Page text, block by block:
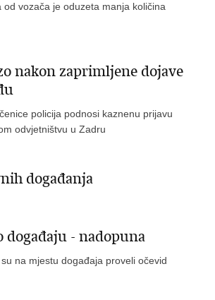
od vozača je oduzeta manja količina
nakon zaprimljene dojave
policija podnosi kaznenu prijavu
odvjetništvu u Zadru
događanja
- nadopuna
na mjestu događaja proveli očevid